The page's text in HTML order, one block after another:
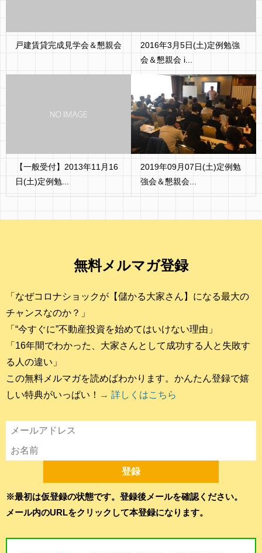
戸建賃貸完成見学会＆懇親会
2016年3月5日(土)定例勉強
会＆懇親会 i...
【一般受付】2013年11月16
日(土)定例勉...
2019年09月07日(土)定例勉
強会＆懇親会...
無料メルマガ登録
「なぜコロナショックが【儲かる大家さん】になる最大の
チャンスなのか？」
「“今すぐに”不動産投資を始めてはいけない理由」
「16年間でわかった、大家さんとして成功する人と失敗す
る人の違い」
この無料メルマガを読めばわかります。かんたん登録で嬉
しい特典がいっぱい！ → 詳しくはこちら
※最初は仮登録の状態です。登録後メールを確認ください。
メール内のURLをクリックして本登録になります。